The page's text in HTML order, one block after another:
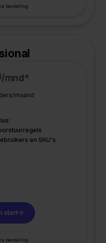
bestelling
/mnd*
maand
en SKU's
start
bestelling